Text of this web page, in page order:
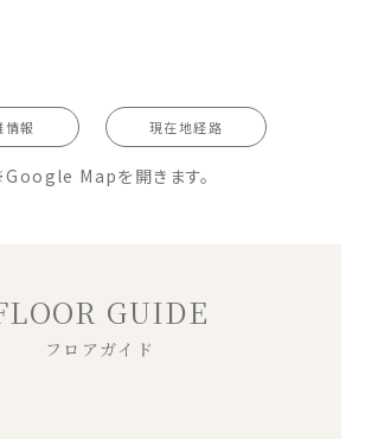
情報 現在地経路
Mapを開きます。
GUIDE
フロアガイド